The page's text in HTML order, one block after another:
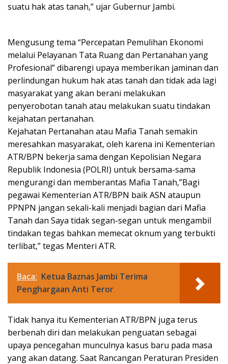
suatu hak atas tanah,” ujar Gubernur Jambi.
Mengusung tema “Percepatan Pemulihan Ekonomi
melalui Pelayanan Tata Ruang dan Pertanahan yang
Profesional” dibarengi upaya memberikan jaminan dan
perlindungan hukum hak atas tanah dan tidak ada lagi
masyarakat yang akan berani melakukan
penyerobotan tanah atau melakukan suatu tindakan
kejahatan pertanahan.
Kejahatan Pertanahan atau Mafia Tanah semakin
meresahkan masyarakat, oleh karena ini Kementerian
ATR/BPN bekerja sama dengan Kepolisian Negara
Republik Indonesia (POLRI) untuk bersama-sama
mengurangi dan memberantas Mafia Tanah,”Bagi
pegawai Kementerian ATR/BPN baik ASN ataupun
PPNPN jangan sekali-kali menjadi bagian dari Mafia
Tanah dan Saya tidak segan-segan untuk mengambil
tindakan tegas bahkan memecat oknum yang terbukti
terlibat,” tegas Menteri ATR.
Baca: Ketua Baznas Jambi Terima
Penghargaan Anti Teror
Tidak hanya itu Kementerian ATR/BPN juga terus
berbenah diri dan melakukan penguatan sebagai
upaya pencegahan munculnya kasus baru pada masa
yang akan datang. Saat Rancangan Peraturan Presiden